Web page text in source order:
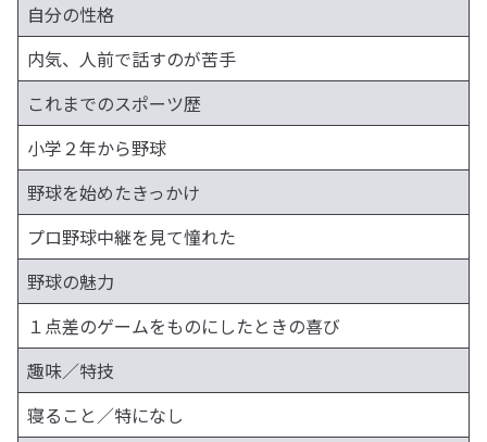
自分の性格
内気、人前で話すのが苦手
これまでのスポーツ歴
小学２年から野球
野球を始めたきっかけ
プロ野球中継を見て憧れた
野球の魅力
１点差のゲームをものにしたときの喜び
趣味／特技
寝ること／特になし